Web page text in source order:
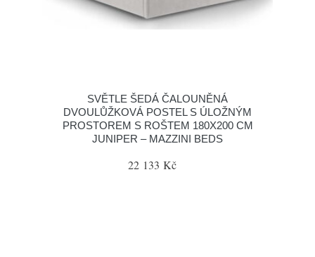
SVĚTLE ŠEDÁ ČALOUNĚNÁ
DVOULŮŽKOVÁ POSTEL S ÚLOŽNÝM
PROSTOREM S ROŠTEM 180X200 CM
JUNIPER – MAZZINI BEDS
22 133 Kč